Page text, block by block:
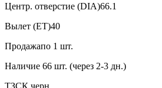
Центр. отверстие (DIA)66.1
Вылет (ET)40
Продажапо 1 шт.
Наличие 66 шт. (через 2-3 дн.)
ТЗСК черн